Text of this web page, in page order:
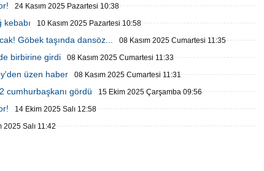
24 Kasım 2025 Pazartesi 10:38
kebabı 10 Kasım 2025 Pazartesi 10:58
Göbek taşında dansöz... 08 Kasım 2025 Cumartesi 11:35
birbirine girdi 08 Kasım 2025 Cumartesi 11:33
üzen haber 08 Kasım 2025 Cumartesi 11:31
cumhurbaşkanı gördü 15 Ekim 2025 Çarşamba 09:56
14 Ekim 2025 Salı 12:58
2025 Salı 11:42